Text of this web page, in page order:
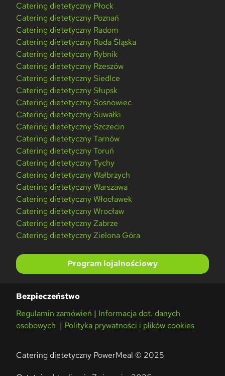
Catering dietetyczny Płock
Catering dietetyczny Poznań
Catering dietetyczny Radom
Catering dietetyczny Ruda Śląska
Catering dietetyczny Rybnik
Catering dietetyczny Rzeszów
Catering dietetyczny Siedlce
Catering dietetyczny Słupsk
Catering dietetyczny Sosnowiec
Catering dietetyczny Suwałki
Catering dietetyczny Szczecin
Catering dietetyczny Tarnów
Catering dietetyczny Toruń
Catering dietetyczny Tychy
Catering dietetyczny Wałbrzych
Catering dietetyczny Warszawa
Catering dietetyczny Włocławek
Catering dietetyczny Wrocław
Catering dietetyczny Zabrze
Catering dietetyczny Zielona Góra
Program lojalnościowy
Bezpieczeństwo
Regulamin zamówień | Informacja dot. danych
osobowych | Polityka prywatności i plików cookies
Catering dietetyczny PowerMeal © 2025